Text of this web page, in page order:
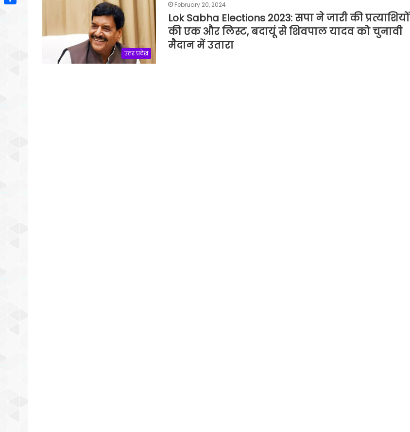
उत्तर प्रदेश
February 20, 2024
Lok Sabha Elections 2023: सपा ने जारी की प्रत्याशियों
की एक और लिस्ट, बदायूं से शिवपाल यादव को चुनावी
मैदान में उतारा
Link